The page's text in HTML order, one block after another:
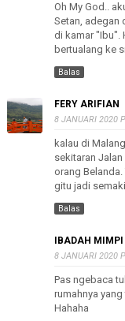
Oh My God..
Setan, adegan
di kamar "Ibu".
bertualang ke
Balas
FERY ARIFIAN
8 JANUARI 2020
kalau di
sekitaran
orang
gitu jadi
Balas
IBADAH MIMPI
8 JANUARI 2020
Pas ngebaca
rumahnya
Hahaha